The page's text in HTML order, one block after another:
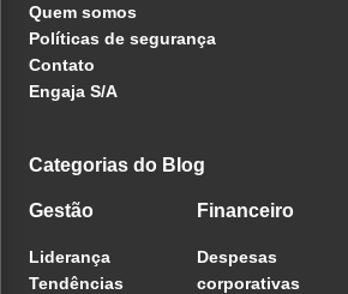
Quem somos
Políticas de segurança
Contato
Engaja S/A
Categorias do Blog
Gestão
Liderança
Tendências
Financeiro
Despesas
corporativas